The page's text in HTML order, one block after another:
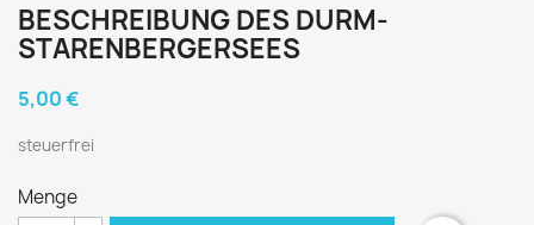
BESCHREIBUNG DES DURM-
STARENBERGERSEES
5,00 €
steuerfrei
Menge